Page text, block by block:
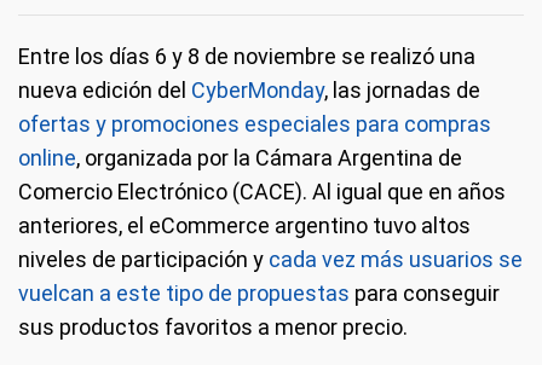
Entre los días 6 y 8 de noviembre se realizó una
nueva edición del CyberMonday, las jornadas de
ofertas y promociones especiales para compras
online, organizada por la Cámara Argentina de
Comercio Electrónico (CACE). Al igual que en años
anteriores, el eCommerce argentino tuvo altos
niveles de participación y cada vez más usuarios se
vuelcan a este tipo de propuestas para conseguir
sus productos favoritos a menor precio.